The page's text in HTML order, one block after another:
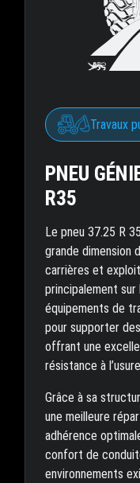
Travaux
PNEU
R35
Le pneu 37.25 R
grande dimension
carrières et
principalement
équipements de
pour supporter
offrant une
résistance à
Grâce à sa
une meilleure
adhérence
confort de
environnements